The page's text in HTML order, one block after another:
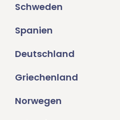
Schweden
Spanien
Deutschland
Griechenland
Norwegen